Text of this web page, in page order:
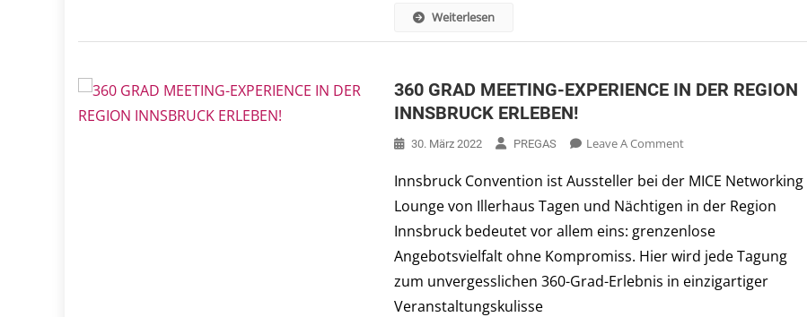
Weiterlesen
360 GRAD MEETING-EXPERIENCE IN DER REGION
INNSBRUCK ERLEBEN!
30. März 2022 PREGAS Leave A CommentOn
GRAD
MEETING-
EXPERIENCE
DER
REGION
Innsbruck Convention ist Aussteller bei der MICE Networking
Lounge von Illerhaus Tagen und Nächtigen in der Region
Innsbruck bedeutet vor allem eins: grenzenlose
Angebotsvielfalt ohne Kompromiss. Hier wird jede Tagung
zum unvergesslichen 360-Grad-Erlebnis in einzigartiger
Veranstaltungskulisse